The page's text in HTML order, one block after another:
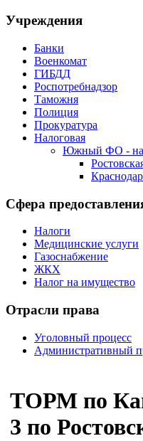
Учреждения
Банки
Военкомат
ГИБДД
Роспотребнадзор
Таможня
Полиция
Прокуратура
Налоговая
Южный ФО -
Сфера
Налоги
Медицинские услуги
Газоснабжение
ЖКХ
Налог на имущество
Отрасли права
Уголовный процесс
Административный
ТОРМ по
3 по